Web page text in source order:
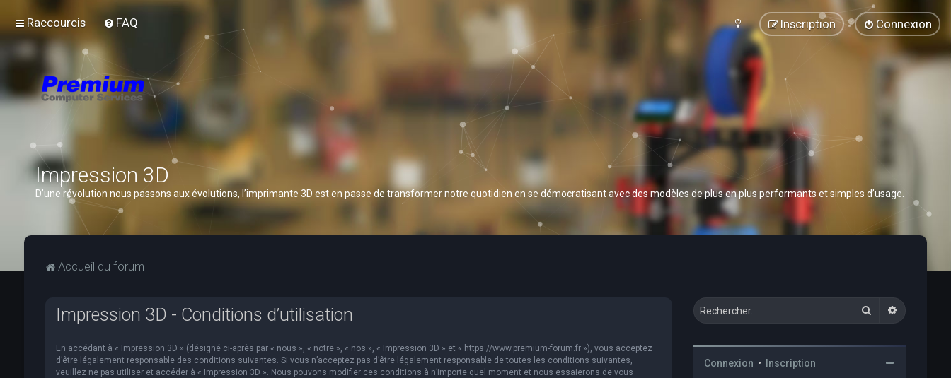
Raccourcis FAQ Connexion
Inscription
Impression 3D
D’une révolution nous passons aux évolutions, l’imprimante 3D est en passe de transformer notre quotidien en se démocratisant avec des modèles de plus en plus performants et simples d’usage.
Accueil du forum
Impression 3D - Conditions d’utilisation
En accédant à « Impression 3D » (désigné ci-après par « nous », « notre », « nos », « Impression 3D » et « https://www.premium-forum.fr »), vous acceptez
d’être légalement responsable des conditions suivantes. Si vous n’acceptez pas d’être légalement responsable de toutes les conditions suivantes,
veuillez ne pas utiliser et accéder à « Impression 3D ». Nous pouvons modifier ces conditions à n’importe quel moment et nous essaierons de vous
Rechercher
Connexion • Inscription